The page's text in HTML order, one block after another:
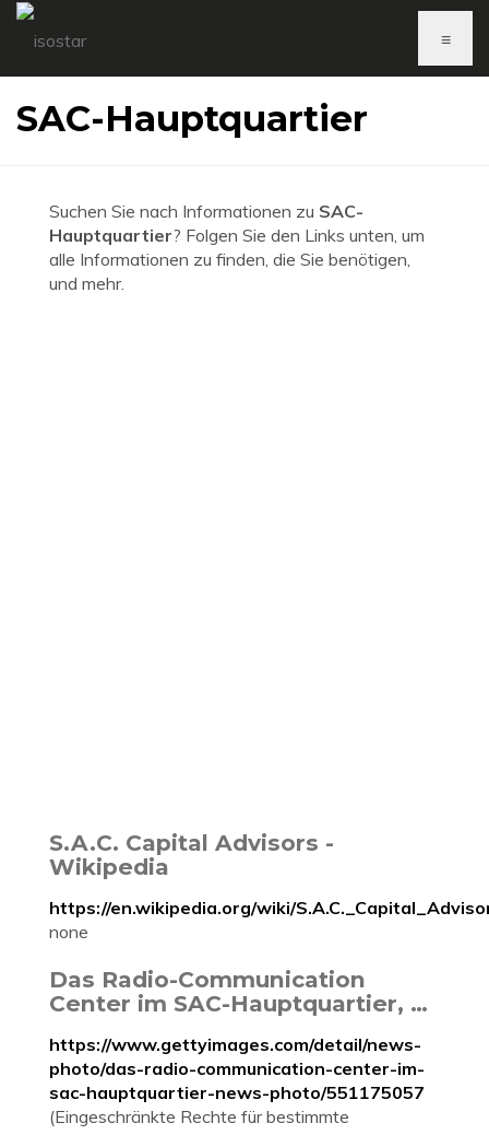
≡
SAC-Hauptquartier
Suchen Sie nach Informationen zu SAC-
Hauptquartier? Folgen Sie den Links unten, um
alle Informationen zu finden, die Sie benötigen,
und mehr.
S.A.C. Capital Advisors -
Wikipedia
https://en.wikipedia.org/wiki/
none
Das Radio-Communication
Center im SAC-Hauptquartier, …
https://www.gettyimages.com/detail/news-
photo/das-radio-communication-center-im-
sac-hauptquartier-news-photo/551175057
(Eingeschränkte Rechte für bestimmte